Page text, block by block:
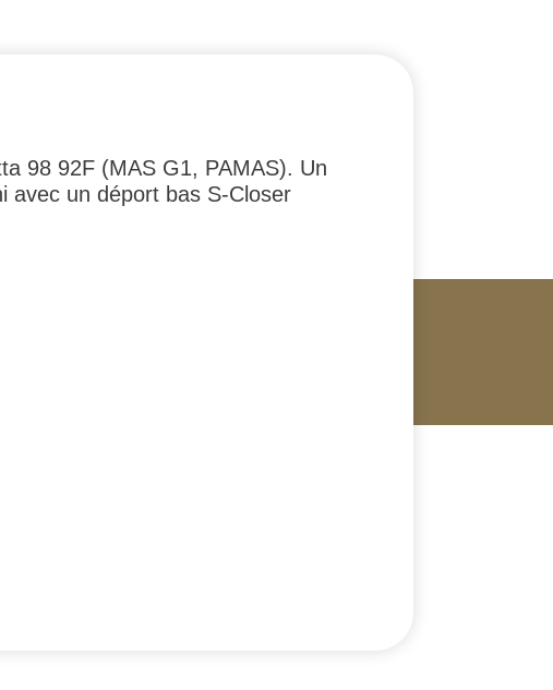
98 92F (MAS G1, PAMAS). Un
avec un déport bas S-Closer